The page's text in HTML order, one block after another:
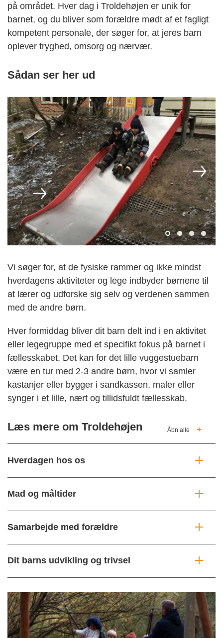
på området. Hver dag i Troldehøjen er unik for
barnet, og du bliver som forældre mødt af et fagligt
kompetent personale, der søger for, at jeres barn
oplever tryghed, omsorg og nærvær.
Sådan ser her ud
Vi søger for, at de fysiske rammer og ikke mindst
hverdagens aktiviteter og lege indbyder børnene til
at lærer og udforske sig selv og verdenen sammen
med de andre børn.
Hver formiddag bliver dit barn delt ind i en aktivitet
eller legegruppe med et specifikt fokus på barnet i
fællesskabet. Det kan for det lille vuggestuebarn
være en tur med 2-3 andre børn, hvor vi samler
kastanjer eller bygger i sandkassen, maler eller
synger i et lille, nært og tillidsfuldt fællesskab.
Læs mere om Troldehøjen Åbn alle
Hverdagen hos os
Mad og måltider
Samarbejde med forældre
Dit barns udvikling og trivsel